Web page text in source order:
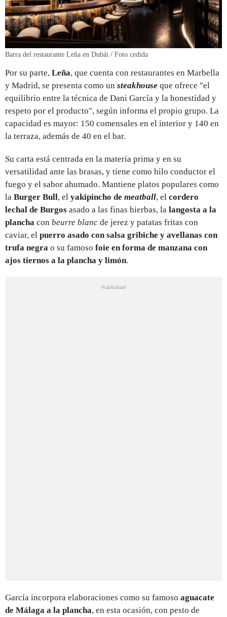
Barra del restaurante Leña en Dubái / Foto cedida
Por su parte, Leña, que cuenta con restaurantes en Marbella
y Madrid, se presenta como un steakhouse que ofrece "el
equilibrio entre la técnica de Dani García y la honestidad y
respeto por el producto", según informa el propio grupo. La
capacidad es mayor: 150 comensales en el interior y 140 en
la terraza, además de 40 en el bar.
Su carta está centrada en la materia prima y en su
versatilidad ante las brasas, y tiene como hilo conductor el
fuego y el sabor ahumado. Mantiene platos populares como
la Burger Bull, el yakipincho de meatball, el cordero
lechal de Burgos asado a las finas hierbas, la langosta a la
plancha con beurre blanc de jerez y patatas fritas con
caviar, el puerro asado con salsa gribiche y avellanas con
trufa negra o su famoso foie en forma de manzana con
ajos tiernos a la plancha y limón.
García incorpora elaboraciones como su famoso aguacate
de Málaga a la plancha, en esta ocasión, con pesto de